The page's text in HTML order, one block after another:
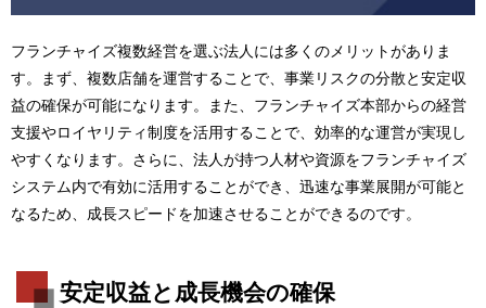
フランチャイズ複数経営を選ぶ法人には多くのメリットがありま
す。まず、複数店舗を運営することで、事業リスクの分散と安定収
益の確保が可能になります。また、フランチャイズ本部からの経営
支援やロイヤリティ制度を活用することで、効率的な運営が実現し
やすくなります。さらに、法人が持つ人材や資源をフランチャイズ
システム内で有効に活用することができ、迅速な事業展開が可能と
なるため、成長スピードを加速させることができるのです。
安定収益と成長機会の確保